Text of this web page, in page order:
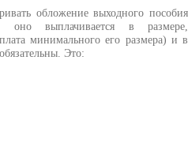
обложение выходного пособия
выплачивается в размере,
минимального его размера) и в
Это: